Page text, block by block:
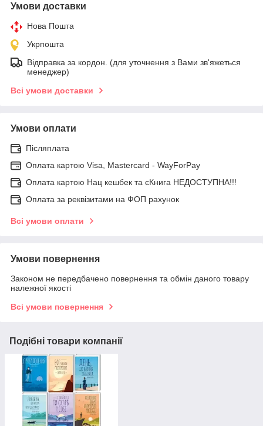
Умови доставки
Нова Пошта
Укрпошта
Відправка за кордон. (для уточнення з Вами зв'яжеться
менеджер)
Всі умови доставки
Умови оплати
Післяплата
Оплата картою Visa, Mastercard - WayForPay
Оплата картою Нац кешбек та єКнига НЕДОСТУПНА!!!
Оплата за реквізитами на ФОП рахунок
Всі умови оплати
Умови повернення
Законом не передбачено повернення та обмін даного товару
належної якості
Всі умови повернення
Подібні товари компанії